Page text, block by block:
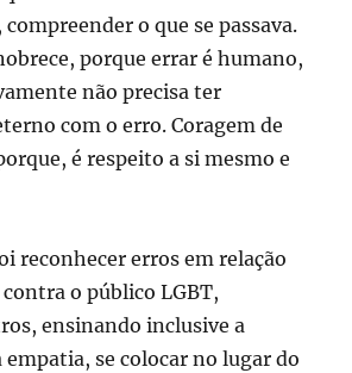
o que se passava.
porque errar é humano,
não precisa ter
com o erro. Coragem de
é respeito a si mesmo e
reconhecer erros em relação
o público LGBT,
ensinando inclusive a
se colocar no lugar do